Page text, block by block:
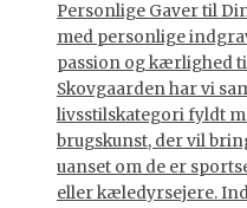
Personlige Gaver til
med personlige
passion og kærlighed
Skovgaarden har vi
livsstilskategori fyldt
brugskunst, der vil
uanset om de er
eller kæledyrsejere.